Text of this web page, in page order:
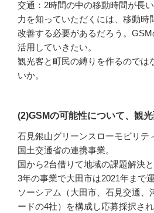
交通：2時間の中の移動時間が長
力を知っていただくには、移動時
改善する必要があるだろう。
活用していきたい。
観光客と町民の縛りを作るのでは
いか。
(2)GSMの可能性について、観
石見銀山グリーンスローモビリテ
国土交通省の連携事業。
国から2台借りて地域の課題解決
3年の事業で大田市は2021年まで
ソーシアム（大田市、石見交通、
ードの4社）を構成し応募採択され